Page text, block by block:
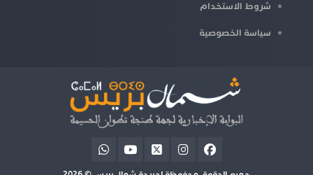
شروط الاستخدام
سياسة الخصوصية